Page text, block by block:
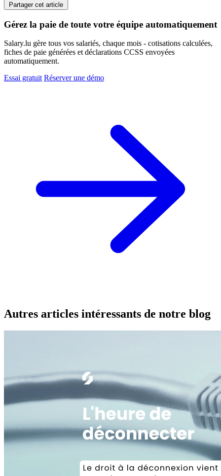
Partager cet article
Gérez la paie de toute votre équipe automatiquement
Salary.lu gère tous vos salariés, chaque mois - cotisations calculées,
fiches de paie générées et déclarations CCSS envoyées
automatiquement.
Essai gratuit Réserver une démo
Autres articles intéressants de notre blog